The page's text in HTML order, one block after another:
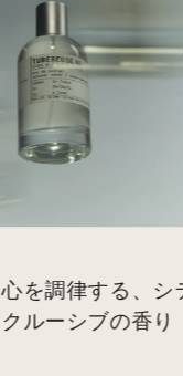
調律する、シテ
ルーシブの香り